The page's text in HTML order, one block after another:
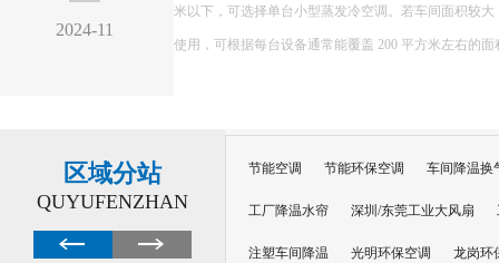
米以下，可选择单台小型蒸发冷空调。若车间面积较大，如 1000 平方米以上，可能
使用，可根据每台设备通常能覆盖 200 平方米左右的面积...
区域分站
QUYUFENZHAN
节能空调 节能环保空调 车间降温换
工厂降温水帘 深圳/东莞工业大风扇
注塑车间降温 光明环保空调 龙岗环